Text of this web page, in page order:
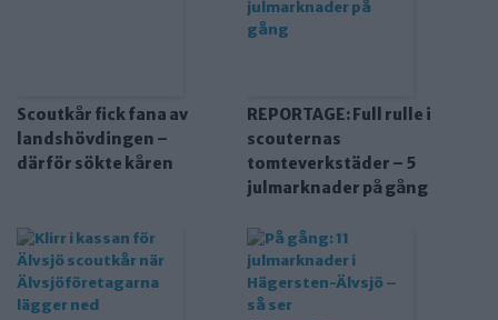
Scoutkår fick fana av
landshövdingen –
därför sökte kåren
REPORTAGE: Full rulle i
scouternas
tomteverkstäder – 5
julmarknader på gång